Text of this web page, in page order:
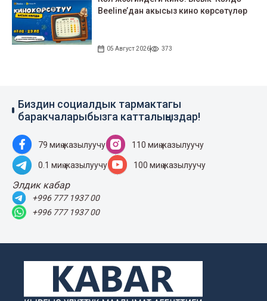
Beeline’дан акысыз кино көрсөтүлөр
05 Август 2026 373
Биздин социалдык тармактагы
баракчаларыбызга катталыңыздар!
79 миң жазылуучу 110 миң жазылуучу
0.1 миң жазылуучу 100 миң жазылуучу
Элдик кабар
+996 777 1937 00
+996 777 1937 00